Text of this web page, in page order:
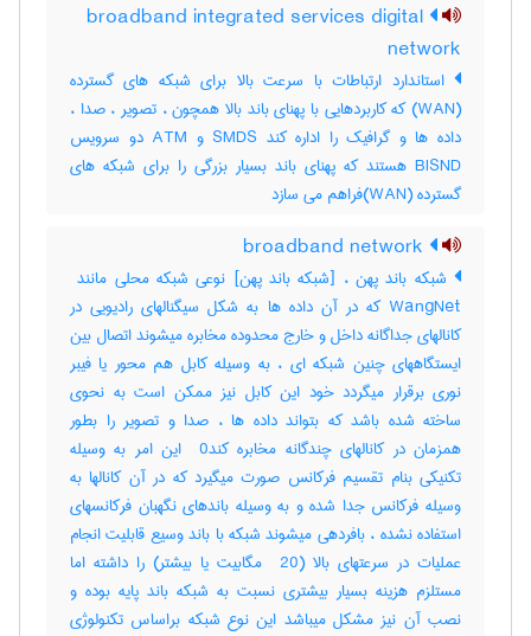
broadband integrated services digital
network
استاندارد ارتباطات با سرعت بالا برای شبکه های گسترده
(WAN) که کاربردهایی با پهنای باند بالا همچون ، تصویر ، صدا ،
داده ها و گرافیک را اداره کند SMDS و ATM دو سرویس
BISND هستند که پهنای باند بسیار بزرگی را برای شبکه های
گسترده (WAN)فراهم می سازد
WangNet که در آن داده ها به شکل سیگنالهای رادیویی در
کانالهای جداگانه داخل و خارج محدوده مخابره میشوند اتصال بین
ایستگاههای چنین شبکه ای ، به وسیله کابل هم محور یا فیبر
نوری برقرار میگردد خود این کابل نیز ممکن است به نحوی
ساخته شده باشد که بتواند داده ها ، صدا و تصویر را بطور
همزمان در کانالهای چندگانه مخابره کند‎ 0 این امر به وسیله
تکنیکی بنام تقسیم فرکانس صورت میگیرد که در آن کانالها به
وسیله فرکانس جدا شده و به وسیله باندهای نگهبان فرکانسهای
استفاده نشده ، بافردهی میشوند شبکه با باند وسیع قابلیت انجام
عملیات در سرعتهای بالا (‎ 20 مگابیت یا بیشتر) را داشته اما
مستلزم هزینه بسیار بیشتری نسبت به شبکه باند پایه بوده و
نصب آن نیز مشکل میباشد این نوع شبکه براساس تکنولوژی